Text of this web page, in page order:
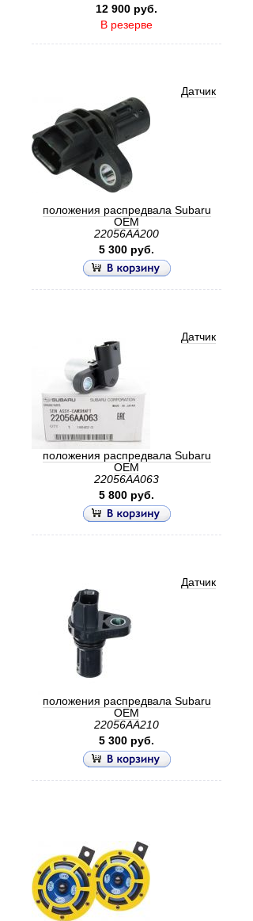
12 900 руб.
В резерве
Датчик
положения распредвала Subaru
OEM
22056AA200
5 300 руб.
Датчик
положения распредвала Subaru
OEM
22056AA063
5 800 руб.
Датчик
положения распредвала Subaru
OEM
22056AA210
5 300 руб.